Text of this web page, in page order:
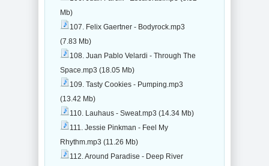
Mb)
107. Felix Gaertner - Bodyrock.mp3
(7.83 Mb)
108. Juan Pablo Velardi - Through The
Space.mp3 (18.05 Mb)
109. Tasty Cookies - Pumping.mp3
(13.42 Mb)
110. Lauhaus - Sweat.mp3 (14.34 Mb)
111. Jessie Pinkman - Feel My
Rhythm.mp3 (11.26 Mb)
112. Around Paradise - Deep River